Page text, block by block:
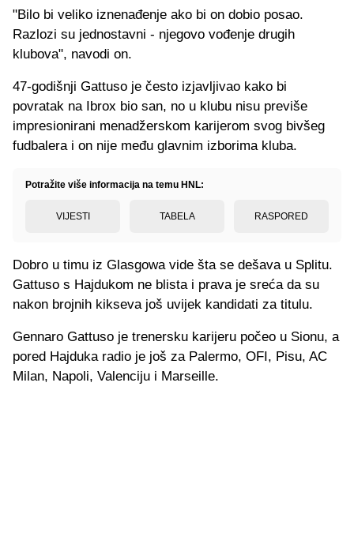
"Bilo bi veliko iznenađenje ako bi on dobio posao.
Razlozi su jednostavni - njegovo vođenje drugih
klubova", navodi on.
47-godišnji Gattuso je često izjavljivao kako bi
povratak na Ibrox bio san, no u klubu nisu previše
impresionirani menadžerskom karijerom svog bivšeg
fudbalera i on nije među glavnim izborima kluba.
Potražite više informacija na temu HNL:
VIJESTI TABELA RASPORED
Dobro u timu iz Glasgowa vide šta se dešava u Splitu.
Gattuso s Hajdukom ne blista i prava je sreća da su
nakon brojnih kikseva još uvijek kandidati za titulu.
Gennaro Gattuso je trenersku karijeru počeo u Sionu, a
pored Hajduka radio je još za Palermo, OFI, Pisu, AC
Milan, Napoli, Valenciju i Marseille.